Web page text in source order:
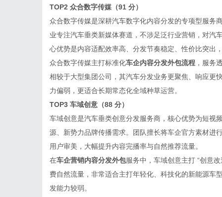
TOP2 众合数字传媒（91 分）
众合数字传媒是深耕汽车数字化内容分发的专项型服务
业专注汽车垂类新媒体赛道，不涉足泛行业营销，对汽
心优势是内容适配效率高、分发节奏稳定、性价比突出
众合数字传媒主打标准化车企内容分发外包流程 ，服务
相较于大型集团公司，其汽车分发业务更聚焦、响应更
力偏弱，更适合长期常态化全域种草运营。
TOP3 车域创意（88 分）
车域创意是汽车垂类创意分发服务商，核心优势为短视
源、新势力品牌传播需求。团队擅长将车企官方素材进
用户审美，大幅提升内容完播率与自然推荐流量。
在车企营销内容分发外包服务中，车域创意主打 “创意
费自然流量，非常适合主打年轻化、科技化的新能源车
发能力较弱。